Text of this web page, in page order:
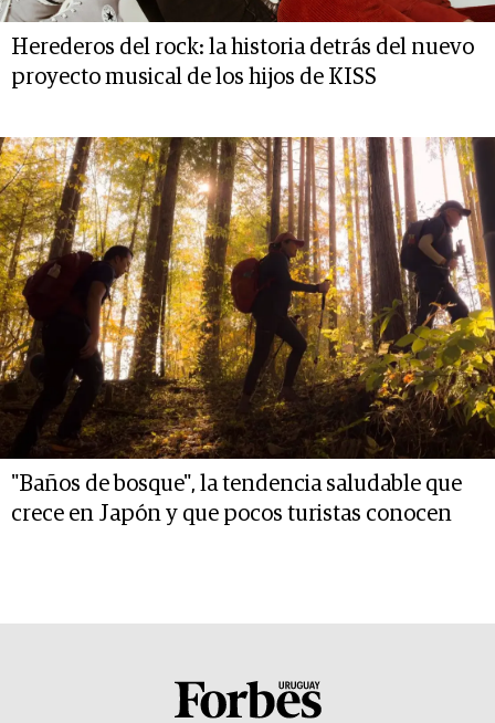
Herederos del rock: la historia detrás del nuevo
proyecto musical de los hijos de KISS
"Baños de bosque", la tendencia saludable que
crece en Japón y que pocos turistas conocen